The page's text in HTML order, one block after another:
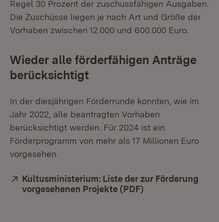
Regel 30 Prozent der zuschussfähigen Ausgaben.
Die Zuschüsse liegen je nach Art und Größe der
Vorhaben zwischen 12.000 und 600.000 Euro.
Wieder alle förderfähigen Anträge
berücksichtigt
In der diesjährigen Förderrunde konnten, wie im
Jahr 2022, alle beantragten Vorhaben
berücksichtigt werden. Für 2024 ist ein
Förderprogramm von mehr als 17 Millionen Euro
vorgesehen.
Extern:
Kultusministerium: Liste der zur Förderung
vorgesehenen Projekte (PDF)